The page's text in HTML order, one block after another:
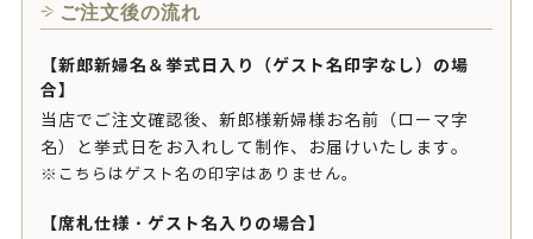
ご注文後の流れ
【新郎新婦名＆挙式日入り（ゲスト名印字なし）の場
合】
当店でご注文確認後、新郎様新婦様お名前（ローマ字
名）と挙式日をお入れして制作、お届けいたします。
※こちらはゲスト名の印字はありません。
【席札仕様・ゲスト名入りの場合】